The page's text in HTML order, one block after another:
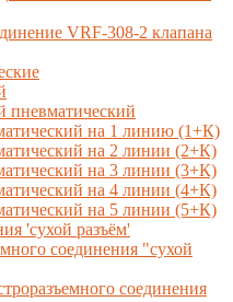
VRF-308-2 клапана
пневматический
на 1 линию (1+К)
на 2 линии (2+К)
на 3 линии (3+К)
на 4 линии (4+К)
на 5 линии (5+К)
'сухой разъём'
соединения "сухой
соединения